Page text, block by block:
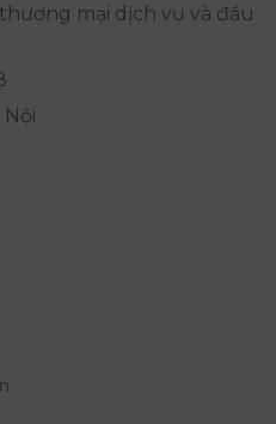
mại dịch vụ và đầu
Nội